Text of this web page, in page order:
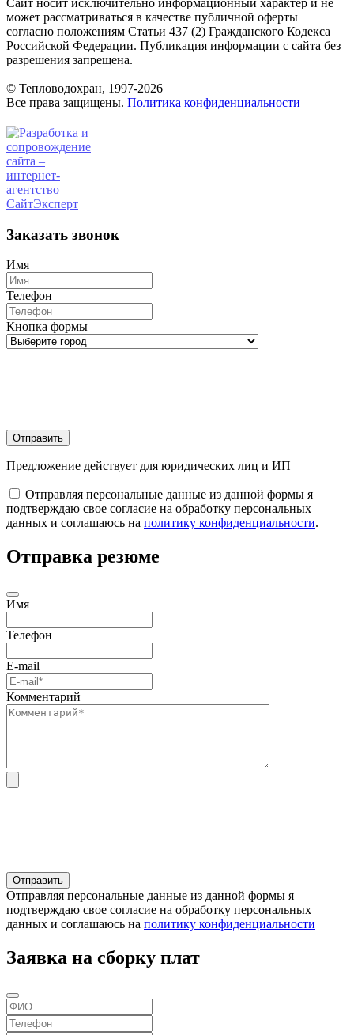
Сайт носит исключительно информационный характер и не
может рассматриваться в качестве публичной оферты
согласно положениям Статьи 437 (2) Гражданского Кодекса
Российской Федерации. Публикация информации с сайта без
разрешения запрещена.
© Тепловодохран, 1997-2026
Все права защищены. Политика конфиденциальности
Заказать звонок
Имя
Телефон
Кнопка формы
Отправить
Предложение действует для юридических лиц и ИП
Отправляя персональные данные из данной формы я
подтверждаю свое согласие на обработку персональных
данных и соглашаюсь на политику конфиденциальности.
Отправка резюме
Имя
Телефон
E-mail
Комментарий
Отправляя персональные данные из данной формы я
подтверждаю свое согласие на обработку персональных
данных и соглашаюсь на политику конфиденциальности
Заявка на сборку плат